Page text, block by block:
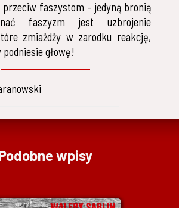
przeciw faszystom – jedyną bronią
faszyzm jest uzbrojenie
zmiażdży w zarodku reakcję,
głowę!
wpisy